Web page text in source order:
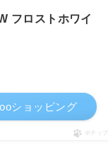
フロストホワイ
ショッピング
ポチップ